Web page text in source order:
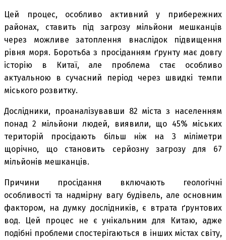
Цей процес, особливо активний у прибережних
районах, ставить під загрозу мільйони мешканців
через можливе затоплення внаслідок підвищення
рівня моря. Боротьба з просіданням ґрунту має довгу
історію в Китаї, але проблема стає особливо
актуальною в сучасний період через швидкі темпи
міського розвитку.
Дослідники, проаналізувавши 82 міста з населенням
понад 2 мільйони людей, виявили, що 45% міських
територій просідають більш ніж на 3 міліметри
щорічно, що становить серйозну загрозу для 67
мільйонів мешканців.
Причини просідання включають геологічні
особливості та надмірну вагу будівель, але основним
фактором, на думку дослідників, є втрата ґрунтових
вод. Цей процес не є унікальним для Китаю, адже
подібні проблеми спостерігаються в інших містах світу,